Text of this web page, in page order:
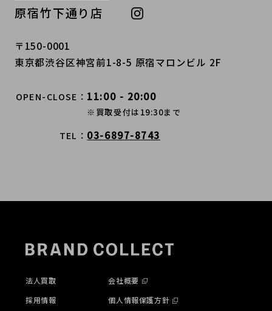
原宿竹下通り店
〒150-0001
東京都渋谷区神宮前1-8-5 原宿マロンビル 2F
OPEN-CLOSE 11:00 - 20:00
※買取受付は19:30まで
TEL 03-6897-8743
法人買取
採用情報
会社概要
個人情報保護方針